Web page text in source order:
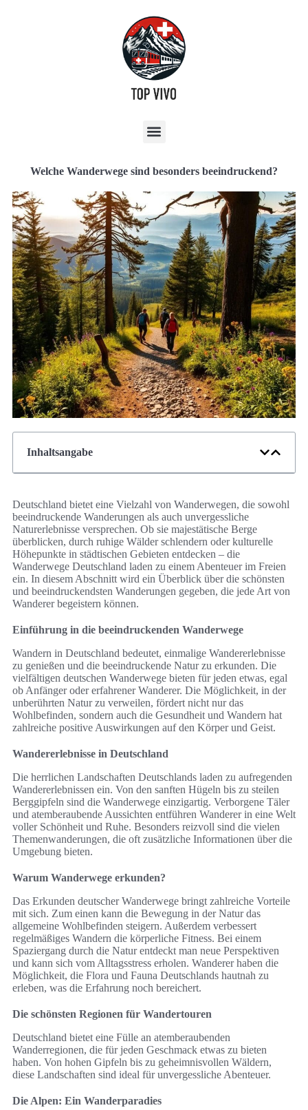
Welche Wanderwege sind besonders beeindruckend?
Inhaltsangabe
Deutschland bietet eine Vielzahl von Wanderwegen, die sowohl
beeindruckende Wanderungen als auch unvergessliche
Naturerlebnisse versprechen. Ob sie majestätische Berge
überblicken, durch ruhige Wälder schlendern oder kulturelle
Höhepunkte in städtischen Gebieten entdecken – die
Wanderwege Deutschland laden zu einem Abenteuer im Freien
ein. In diesem Abschnitt wird ein Überblick über die schönsten
und beeindruckendsten Wanderungen gegeben, die jede Art von
Wanderer begeistern können.
Einführung in die beeindruckenden Wanderwege
Wandern in Deutschland bedeutet, einmalige Wandererlebnisse
zu genießen und die beeindruckende Natur zu erkunden. Die
vielfältigen deutschen Wanderwege bieten für jeden etwas, egal
ob Anfänger oder erfahrener Wanderer. Die Möglichkeit, in der
unberührten Natur zu verweilen, fördert nicht nur das
Wohlbefinden, sondern auch die Gesundheit und Wandern hat
zahlreiche positive Auswirkungen auf den Körper und Geist.
Wandererlebnisse in Deutschland
Die herrlichen Landschaften Deutschlands laden zu aufregenden
Wandererlebnissen ein. Von den sanften Hügeln bis zu steilen
Berggipfeln sind die Wanderwege einzigartig. Verborgene Täler
und atemberaubende Aussichten entführen Wanderer in eine Welt
voller Schönheit und Ruhe. Besonders reizvoll sind die vielen
Themenwanderungen, die oft zusätzliche Informationen über die
Umgebung bieten.
Warum Wanderwege erkunden?
Das Erkunden deutscher Wanderwege bringt zahlreiche Vorteile
mit sich. Zum einen kann die Bewegung in der Natur das
allgemeine Wohlbefinden steigern. Außerdem verbessert
regelmäßiges Wandern die körperliche Fitness. Bei einem
Spaziergang durch die Natur entdeckt man neue Perspektiven
und kann sich vom Alltagsstress erholen. Wanderer haben die
Möglichkeit, die Flora und Fauna Deutschlands hautnah zu
erleben, was die Erfahrung noch bereichert.
Die schönsten Regionen für Wandertouren
Deutschland bietet eine Fülle an atemberaubenden
Wanderregionen, die für jeden Geschmack etwas zu bieten
haben. Von hohen Gipfeln bis zu geheimnisvollen Wäldern,
diese Landschaften sind ideal für unvergessliche Abenteuer.
Die Alpen: Ein Wanderparadies